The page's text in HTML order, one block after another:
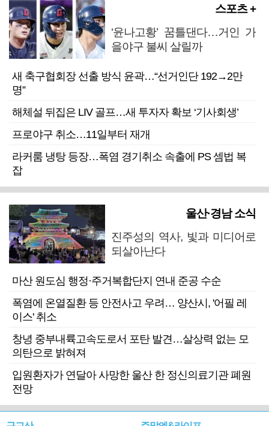
스포츠 +
‘윤나고황’ 꿈틀댄다…거인 가
을야구 불씨 살릴까
새 축구협회장 선출 방식 윤곽…“선거인단 192→2만
명”
해체설 뒤집은 LIV 골프…새 투자자 확보 ‘기사회생’
프로야구 취소…11일부터 재개
라커룸 냉탕 등장…폭염 경기취소 속출에 PS 셈법 복
잡
울산·경남 소식
진주성의 역사, 빛과 미디어로
되살아난다
마산 원도심 행정·주거복합단지 연내 준공 수순
폭염에 온열질환 등 안전사고 우려… 양산시, '어필 레
이스' 취소
창녕 중부내륙고속도로서 포탄 발견…살상력 없는 모
의탄으로 밝혀져
입원환자가 연달아 사망한 울산 한 정신의료기관 폐원
전망